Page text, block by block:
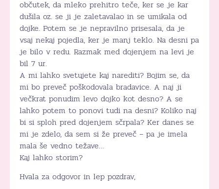
občutek, da mleko prehitro teče, ker se je kar
dušila oz. se ji je zaletavalao in se umikala od
dojke. Potem se je nepravilno prisesala, da je
vsaj nekaj pojedla, ker je manj teklo. Na desni pa
je bilo v redu. Razmak med dojenjem na levi je
bil 7 ur.
A mi lahko svetujete kaj narediti? Bojim se, da
mi bo preveč poškodovala bradavice. A naj ji
večkrat ponudim levo dojko kot desno? A se
lahko potem to ponovi tudi na desni? Koliko naj
bi si sploh pred dojenjem sčrpala? Ker danes se
mi je zdelo, da sem si že preveč – pa je imela
mala še vedno težave…
Kaj lahko storim?
Hvala za odgovor in lep pozdrav,